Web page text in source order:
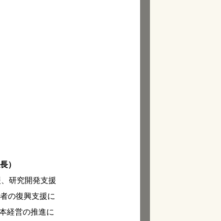
）
研究開発支援
の復興支援に
経営の推進に